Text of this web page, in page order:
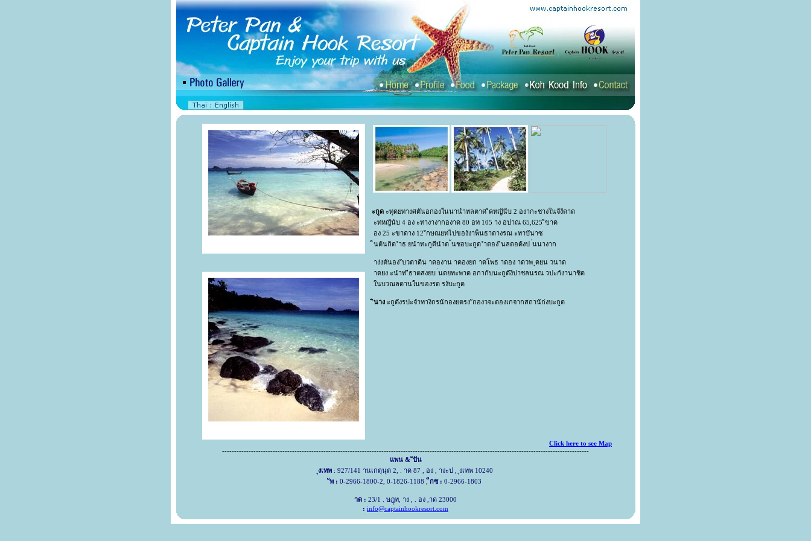
ะกูด ะทุดยทางศตันอกองในนานำทลตาด ีคหญันับ 2 องากะชางในจังัดาด
ะทหญันับ 4 อง ะทางางากองาด 80 อท 105 าง อปาณ 65,625 ีขาด
อง 25 ะขาดาง 12 ักษณยทไปของังาพ็นธาตางรณ ะทาบันาซ
็นต้นกิด ำธ ยนำทะกูดีนำต ้นชอบะกูด ำตอง ีนลตอด้งป ่นนางาก
าง่งตันอง ับวตาดีน าดองาน าดองยก าดโพธ าดอง าดวพ ุดยน วนาด
าดยง ะนำท ีธาตสงยบ ่นดยทะพาด อกาก้บนะกูดังีปาชลนรณ วปะกังานาชิด
ในบวณลดานในของรด รงับะกูด
ินาง ะกูดังรปะจำทางิกรนักองยตรง ักองวจะตองเกจากสถานัก่งบะกูด
Click here to see Map
--------------------------------------------------------------------------------------------------------------------------------------------------------
แพน & ัปัน
ุงเทพ : 927/141 านเกตุนุต 2, . าด 87 , อง , างะป , ุงเทพ 10240
ัพ : 0-2966-1800-2, 0-1826-1188 ,็กซ : 0-2966-1803
าด : 23/1 . ษฎุท, าง , . อง ,าด 23000
: info@captainhookresort.com